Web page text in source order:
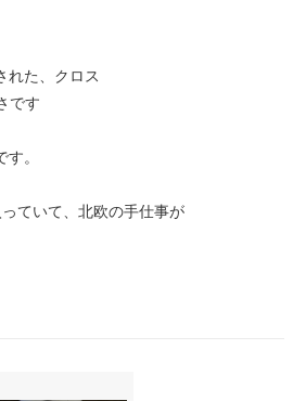
れた、クロス
です
。
ていて、北欧の手仕事が